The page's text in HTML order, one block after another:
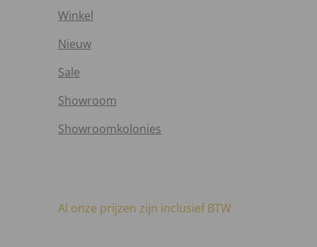
Winkel
Nieuw
Sale
Showroom
Showroomkolonies
Al onze prijzen zijn inclusief BTW